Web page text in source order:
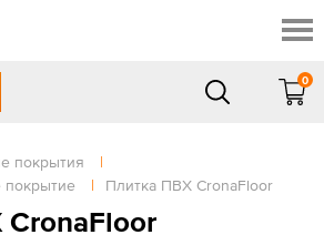
0
покрытия
|
покрытие
| Плитка ПВХ CronaFloor